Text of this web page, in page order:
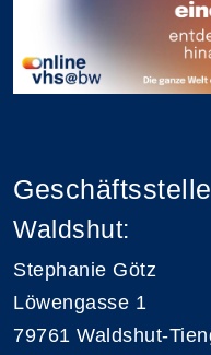
Geschäftsstelle
Waldshut:
Stephanie Götz
Löwengasse 1
79761 Waldshut-